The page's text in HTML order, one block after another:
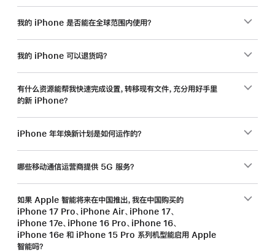
我的 iPhone 是否能在全球范围内使用？
我的 iPhone 可以退货吗？
有什么资源能帮我快速完成设置，转移现有文件，充分用好手里
的新 iPhone？
iPhone 年年焕新计划是如何运作的？
哪些移动通信运营商提供 5G 服务？
如果 Apple 智能将来在中国推出，我在中国购买的
iPhone 17 Pro、iPhone Air、iPhone 17、
iPhone 17e、iPhone 16 Pro、iPhone 16、
iPhone 16e 和 iPhone 15 Pro 系列机型能启用 Apple
智能吗？